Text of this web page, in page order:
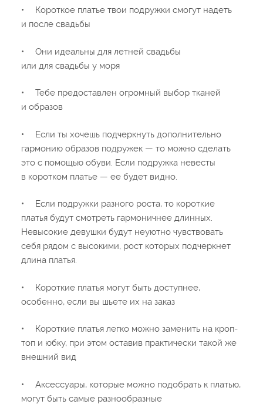
•
Короткое платье твои подружки смогут надеть
и после свадьбы
•
Они идеальны для летней свадьбы
или для свадьбы у моря
•
Тебе предоставлен огромный выбор тканей
и образов
•
Если ты хочешь подчеркнуть дополнительно
гармонию образов подружек — то можно сделать
это с помощью обуви. Если подружка невесты
в коротком платье — ее будет видно.
•
Если подружки разного роста, то короткие
платья будут смотреть гармоничнее длинных.
Невысокие девушки будут неуютно чувствовать
себя рядом с высокими, рост которых подчеркнет
длина платья.
•
Короткие платья могут быть доступнее,
особенно, если вы шьете их на заказ
•
Короткие платья легко можно заменить на кроп-
топ и юбку, при этом оставив практически такой же
внешний вид
•
Аксессуары, которые можно подобрать к платью,
могут быть самые разнообразные